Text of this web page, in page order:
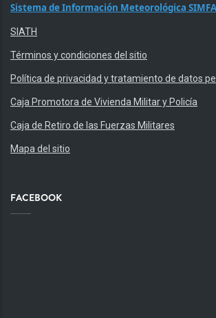
Sistema de Información Meteorológica
SIATH
Términos y condiciones del sitio
Política de privacidad y tratamiento de datos
Caja Promotora de Vivienda Militar y Policía
Caja de Retiro de las Fuerzas Militares
Mapa del sitio
FACEBOOK